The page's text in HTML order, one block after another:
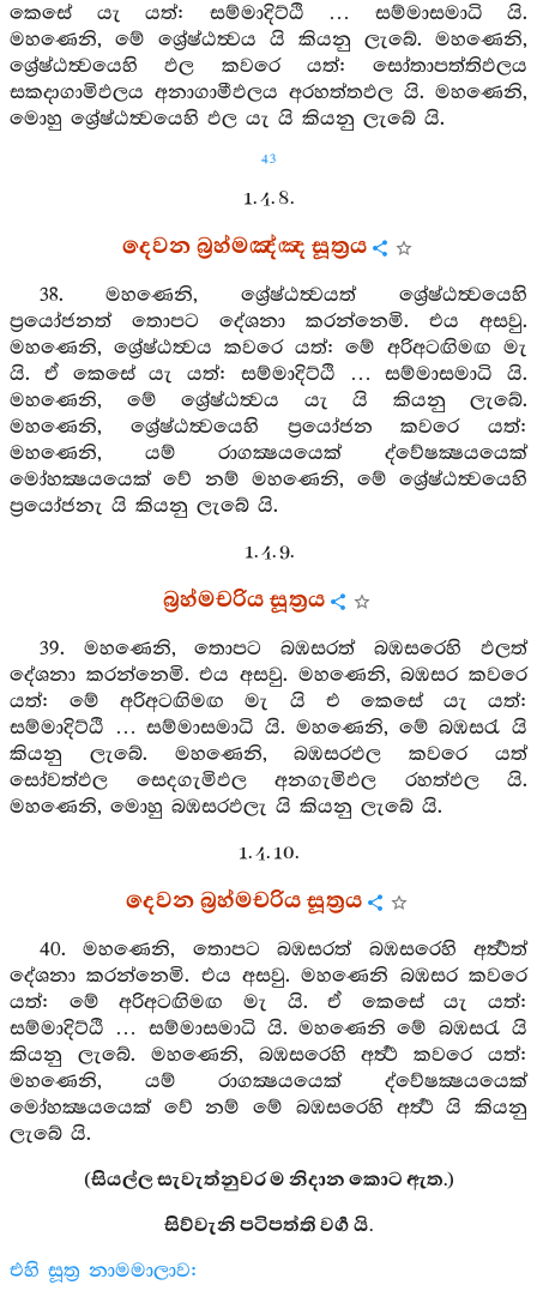
කෙසේ යැ යත්: සම්මාදිට්ඨි … සම්මාසමාධි යි.
මහණෙනි, මේ ශ්‍රේෂ්ඨත්‍වය යි කියනු ලැබේ. මහණෙනි,
ශ්‍රේෂ්ඨත්‍වයෙහි ඵල කවරෙ යත්: සෝතාපත්තිඵලය
සකදාගාමිඵලය අනාගාමීඵලය අරහත්තඵල යි. මහණෙනි,
මොහු ශ්‍රේෂ්ඨත්‍වයෙහි ඵල යැ යි කියනු ලැබේ යි.
43
1. 4. 8.
දෙවන බ්‍රහ්මඤ්ඤ සූත්‍රය
38. මහණෙනි, ශ්‍රේෂ්ඨත්‍වයත් ශ්‍රේෂ්ඨත්‍වයෙහි
ප්‍රයෝජනත් තොපට දේශනා කරන්නෙමි. එය අසවු.
මහණෙනි, ශ්‍රේෂ්ඨත්‍වය කවරෙ යත්: මේ අරිඅටඟිමඟ මැ
යි. ඒ කෙසේ යැ යත්: සම්මාදිට්ඨි … සම්මාසමාධි යි.
මහණෙනි, මේ ශ්‍රේෂ්ඨත්‍වය යැ යි කියනු ලැබේ.
මහණෙනි, ශ්‍රේෂ්ඨත්‍වයෙහි ප්‍රයෝජන කවරෙ යත්:
මහණෙනි, යම් රාගක්‍ෂයයෙක් ද්වේෂක්‍ෂයයෙක්
මෝහක්‍ෂයයෙක් වේ නම් මහණෙනි, මේ ශ්‍රේෂ්ඨත්‍වයෙහි
ප්‍රයෝජනැ යි කියනු ලැබේ යි.
1. 4. 9.
බ්‍රහ්මචරිය සූත්‍රය
39. මහණෙනි, තොපට බඹසරත් බඹසරෙහි ඵලත්
දේශනා කරන්නෙමි. එය අසවු. මහණෙනි, බඹසර කවරෙ
යත්: මේ අරිඅටඟිමඟ මැ යි එ කෙසේ යැ යත්:
සම්මාදිට්ඨි … සම්මාසමාධි යි. මහණෙනි, මේ බඹසරැ යි
කියනු ලැබේ. මහණෙනි, බඹසරඵල කවරෙ යත්
සෝවත්ඵල සෙදගැමිඵල අනගැමිඵල රහත්ඵල යි.
මහණෙනි, මොහු බඹසරඵලැ යි කියනු ලැබේ යි.
1. 4. 10.
දෙවන බ්‍රහ්මචරිය සූත්‍රය
40. මහණෙනි, තොපට බඹසරත් බඹසරෙහි අර්‍ත්‍ථත්
දේශනා කරන්නෙමි. එය අසවු. මහණෙනි බඹසර කවරෙ
යත්: මේ අරිඅටඟිමඟ මැ යි. ඒ කෙසේ යැ යත්:
සම්මාදිට්ඨි … සම්මාසමාධි යි. මහණෙනි මේ බඹසරැ යි
කියනු ලැබේ. මහණෙනි, බඹසරෙහි අර්‍ත්‍ථ කවරෙ යත්:
මහණෙනි, යම් රාගක්‍ෂයයෙක් ද්වේෂක්‍ෂයයෙක්
මෝහක්‍ෂයයෙක් වේ නම් මේ බඹසරෙහි අර්‍ත්‍ථ යි කියනු
ලැබේ යි.
(සියල්ල සැවැත්නුවර ම නිදාන කොට ඇත.)
සිව්වැනි පටිපත්ති වර්‍ග යි.
එහි සූත්‍ර නාමමාලාව: